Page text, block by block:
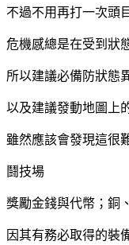
不過不用再打一次頭
危機感總是在受到狀
所以建議必備防狀態
以及建議發動地圖上
雖然應該會發現這很
鬪技場
獎勵金錢與代幣；銅
因其有務必取得的裝